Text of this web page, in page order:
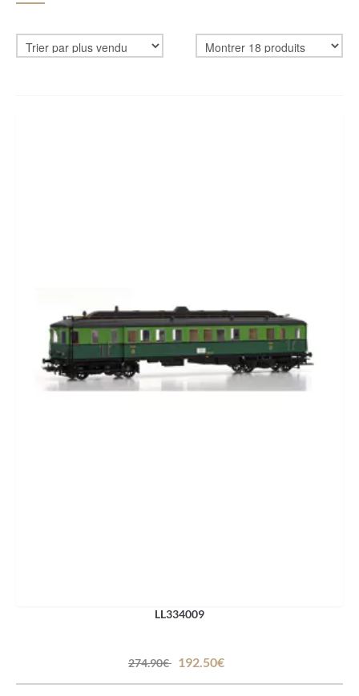
LL334009
274.90€ 192.50€